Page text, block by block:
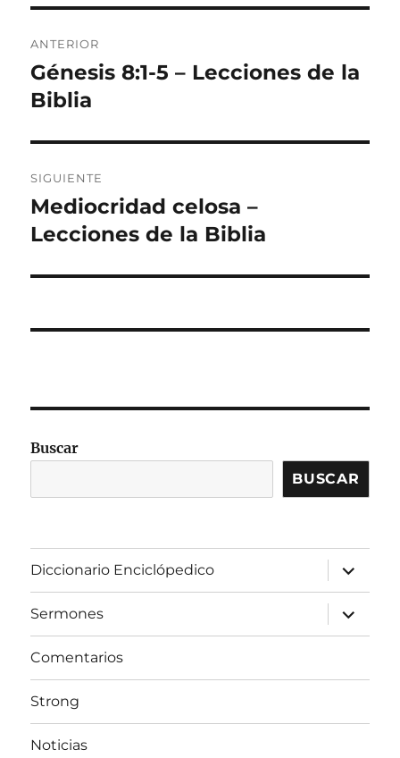
de
entradas
ANTERIOR
Entrada
anterior:
Génesis 8:1-5 – Lecciones de la
Biblia
SIGUIENTE
Entrada
siguiente:
Mediocridad celosa –
Lecciones de la Biblia
Buscar
BUSCAR
Diccionario Enciclópedico
expandir
el
menú
inferior
Sermones
expandir
el
menú
Comentarios
Strong
Noticias